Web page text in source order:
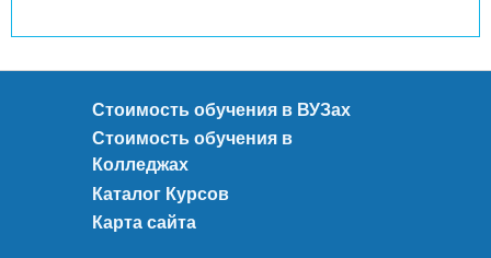
Стоимость обучения в ВУЗах
Стоимость обучения в
Колледжах
Каталог Курсов
Карта сайта